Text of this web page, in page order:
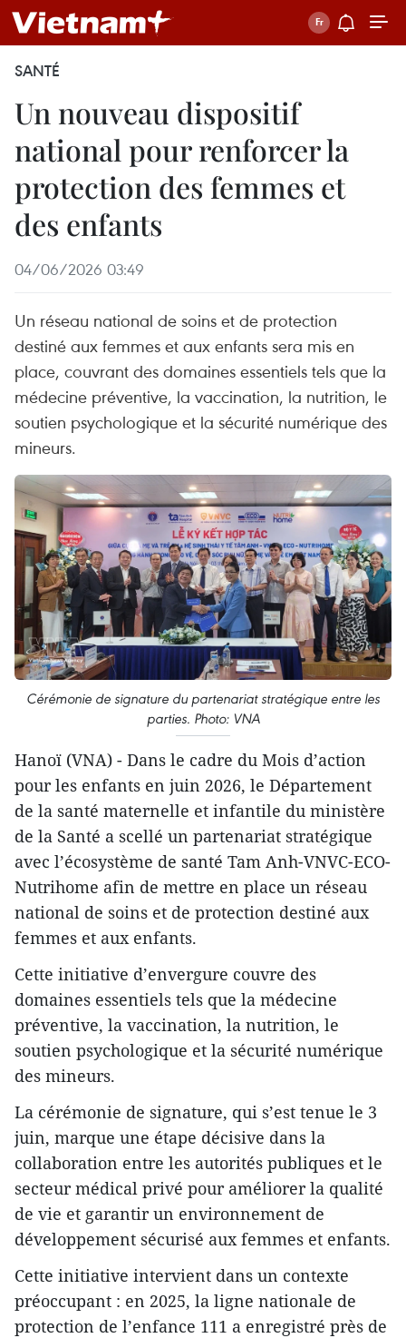
SANTÉ
Un nouveau dispositif
national pour renforcer la
protection des femmes et
des enfants
04/06/2026 03:49
Un réseau national de soins et de protection
destiné aux femmes et aux enfants sera mis en
place, couvrant des domaines essentiels tels que la
médecine préventive, la vaccination, la nutrition, le
soutien psychologique et la sécurité numérique des
mineurs.
Cérémonie de signature du partenariat stratégique entre les
parties. Photo: VNA
​Hanoï (VNA) - Dans le cadre du Mois d’action
pour les enfants en juin 2026, le Département
de la santé maternelle et infantile du ministère
de la Santé a scellé un partenariat stratégique
avec l’écosystème de santé Tam Anh-VNVC-ECO-
Nutrihome afin de mettre en place un réseau
national de soins et de protection destiné aux
femmes et aux enfants.
Cette initiative d’envergure couvre des
domaines essentiels tels que la médecine
préventive, la vaccination, la nutrition, le
soutien psychologique et la sécurité numérique
des mineurs.
La cérémonie de signature, qui s’est tenue le 3
juin, marque une étape décisive dans la
collaboration entre les autorités publiques et le
secteur médical privé pour améliorer la qualité
de vie et garantir un environnement de
développement sécurisé aux femmes et enfants.
Cette initiative intervient dans un contexte
préoccupant : en 2025, la ligne nationale de
protection de l’enfance 111 a enregistré près de